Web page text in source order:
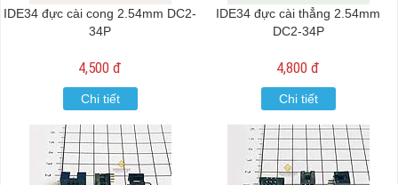
IDE34 đực cài cong 2.54mm DC2-
34P
4,500 đ
Chi tiết
IDE34 đực cài thẳng 2.54mm
DC2-34P
4,800 đ
Chi tiết